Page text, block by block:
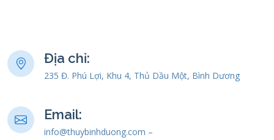
Địa chỉ:
235 Đ. Phú Lợi, Khu 4, Thủ Dầu Một, Bình Dương
Email:
info@thuybinhduong.com –